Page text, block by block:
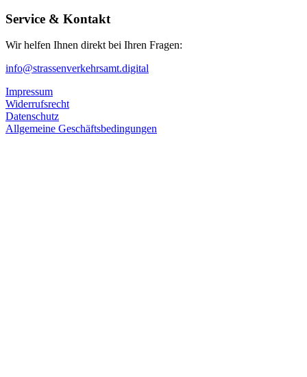
Service & Kontakt
Wir helfen Ihnen direkt bei Ihren Fragen:
info@strassenverkehrsamt.digital
Impressum
Widerrufsrecht
Datenschutz
Allgemeine Geschäftsbedingungen